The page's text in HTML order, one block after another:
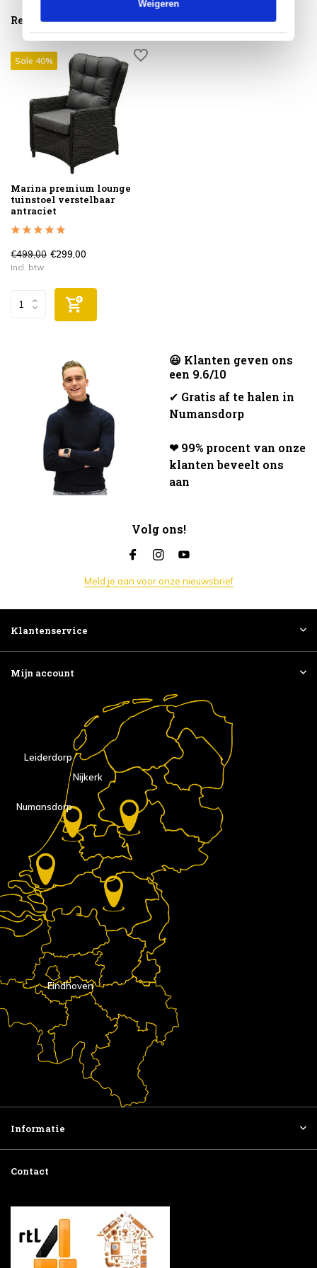
Weigeren
Reeds bekeken
Sale 40%
Marina premium lounge
tuinstoel verstelbaar
antraciet
€499,00 €299,00
Incl. btw
😃 Klanten geven ons
een 9.6/10
✔ Gratis af te halen in
Numansdorp
❤ 99% procent van onze
klanten beveelt ons
aan
Volg ons!
Meld je aan voor onze nieuwsbrief
Klantenservice
Mijn account
Eindhoven
Nijkerk
Numansdorp
Leiderdorp
Informatie
Contact